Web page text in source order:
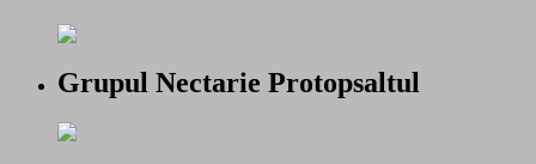
Grupul Nectarie Protopsaltul